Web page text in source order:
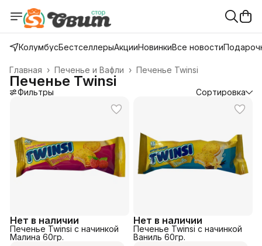
КолумбусБестселлерыАкцииНовинкиВсе новости
Печенье Twinsi
Печенье и Вафли ›
Главная ›
Печенье Twinsi
Фильтры Сортировка
Нет в наличии
Печенье Twinsi с начинкой
Малина 60гр.
Нет в наличии
Печенье Twinsi с начинкой
Ваниль 60гр.